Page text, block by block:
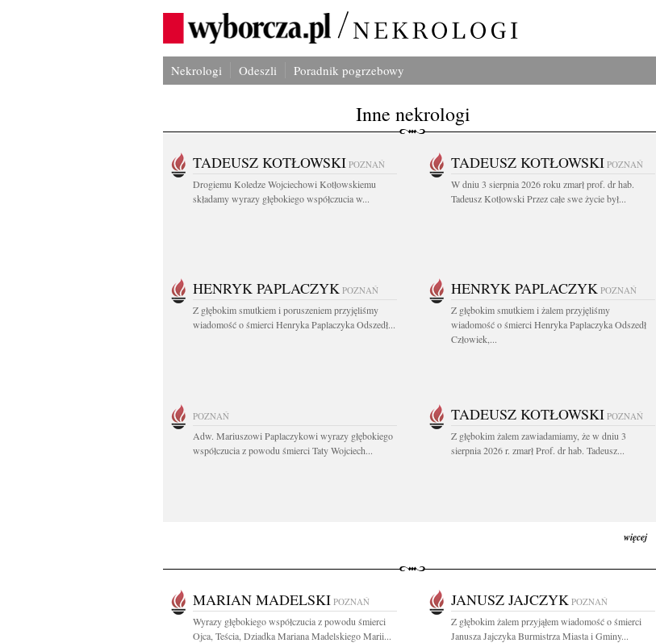
Nekrologi Odeszli Poradnik pogrzebowy
Inne nekrologi
TADEUSZ KOTŁOWSKI POZNAŃ
Drogiemu Koledze Wojciechowi Kotłowskiemu
składamy wyrazy głębokiego współczucia w...
TADEUSZ KOTŁOWSKI POZNAŃ
W dniu 3 sierpnia 2026 roku zmarł prof. dr hab.
Tadeusz Kotłowski Przez całe swe życie był...
HENRYK PAPLACZYK POZNAŃ
Z głębokim smutkiem i poruszeniem przyjęliśmy
wiadomość o śmierci Henryka Paplaczyka Odszedł...
HENRYK PAPLACZYK POZNAŃ
Z głębokim smutkiem i żalem przyjęliśmy
wiadomość o śmierci Henryka Paplaczyka Odszedł
Człowiek,...
POZNAŃ
Adw. Mariuszowi Paplaczykowi wyrazy głębokiego
współczucia z powodu śmierci Taty Wojciech...
TADEUSZ KOTŁOWSKI POZNAŃ
Z głębokim żalem zawiadamiamy, że w dniu 3
sierpnia 2026 r. zmarł Prof. dr hab. Tadeusz...
więcej
MARIAN MADELSKI POZNAŃ
Wyrazy głębokiego współczucia z powodu śmierci
Ojca, Teścia, Dziadka Mariana Madelskiego Marii...
JANUSZ JAJCZYK POZNAŃ
Z głębokim żalem przyjąłem wiadomość o śmierci
Janusza Jajczyka Burmistrza Miasta i Gminy...